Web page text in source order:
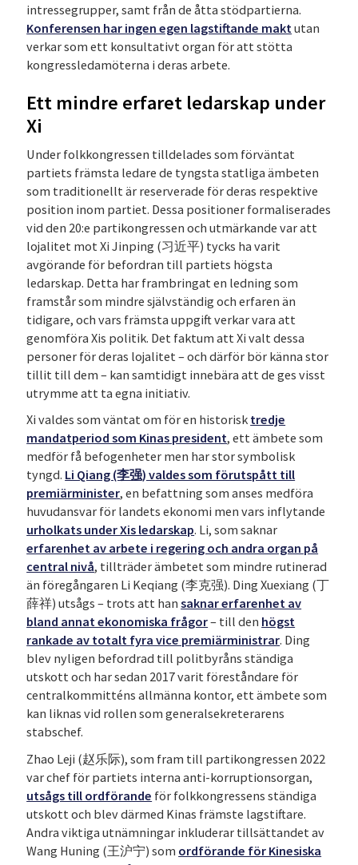
intressegrupper, samt från de åtta stödpartierna.
Konferensen har ingen egen lagstiftande makt utan
verkar som ett konsultativt organ för att stötta
kongressledamöterna i deras arbete.
Ett mindre erfaret ledarskap under
Xi
Under folkkongressen tilldelades som förväntat
partiets främsta ledare de tyngsta statliga ämbeten
som traditionellt är reserverade för deras respektive
position inom partiet. Dessa positioner formaliserades
vid den 20:e partikongressen och utmärkande var att
lojalitet mot Xi Jinping (习近平) tycks ha varit
avgörande för befordran till partiets högsta
ledarskap. Detta har frambringat en ledning som
framstår som mindre självständig och erfaren än
tidigare, och vars främsta uppgift verkar vara att
genomföra Xis politik. Det faktum att Xi valt dessa
personer för deras lojalitet – och därför bör känna stor
tillit till dem – kan samtidigt innebära att de ges visst
utrymme att ta egna initiativ.
Xi valdes som väntat om för en historisk tredje
mandatperiod som Kinas president, ett ämbete som
medför få befogenheter men har stor symbolisk
tyngd. Li Qiang (李强) valdes som förutspått till
premiärminister, en befattning som anses medföra
huvudansvar för landets ekonomi men vars inflytande
urholkats under Xis ledarskap. Li, som saknar
erfarenhet av arbete i regering och andra organ på
central nivå, tillträder ämbetet som mindre rutinerad
än föregångaren Li Keqiang (李克强). Ding Xuexiang (丁
薛祥) utsågs – trots att hansaknar erfarenhet av
bland annat ekonomiska frågor– till den högst
rankade av totalt fyra vice premiärministrar. Ding
blev nyligen befordrad till politbyråns ständiga
utskott och har sedan 2017 varit föreståndare för
centralkommitténs allmänna kontor, ett ämbete som
kan liknas vid rollen som generalsekreterarens
stabschef.
Zhao Leji (赵乐际), som fram till partikongressen 2022
var chef för partiets interna anti-korruptionsorgan,
utsågs till ordförande för folkkongressens ständiga
utskott och blev därmed Kinas främste lagstiftare.
Andra viktiga utnämningar inkluderar tillsättandet av
Wang Huning (王沪宁) som ordförande för Kinesiska